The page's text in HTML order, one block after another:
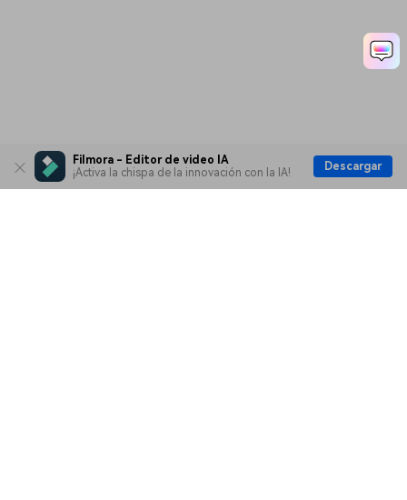
Filmora - Editor de video IA
¡Activa la chispa de la innovación con la IA!
Descargar